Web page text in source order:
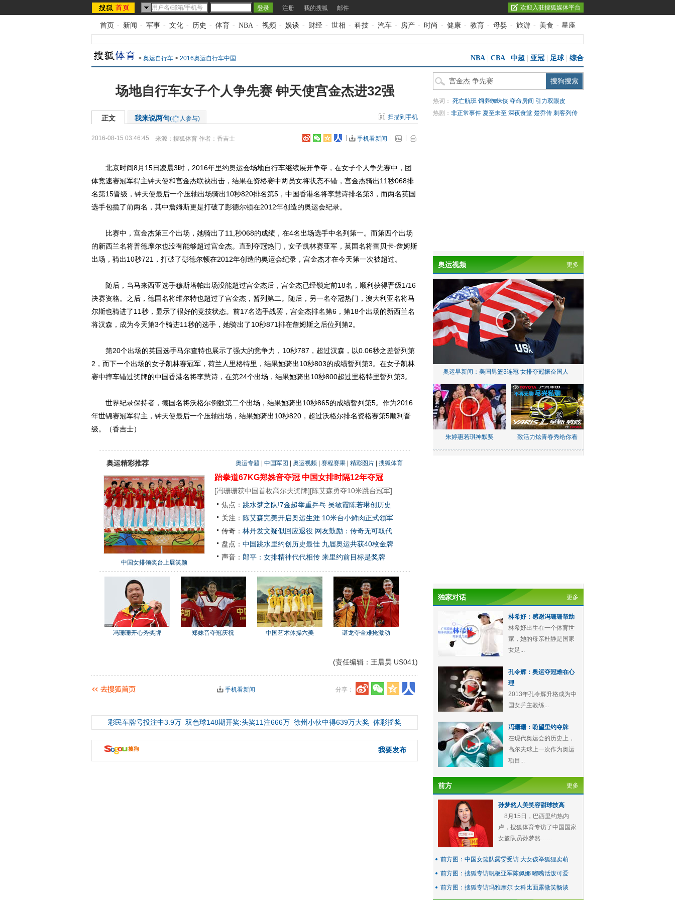
注册 我的搜狐 邮件 欢迎入驻搜狐媒体平台
首页 - 新闻 - 军事 - 文化 - 历史 - 体育 - NBA - 视频 - 娱谈 - 财经 - 世相 - 科技 - 汽车 - 房产 - 时尚 - 健康 - 教育 - 母婴 - 旅游 - 美食 - 星座
> 奥运自行车 > 2016奥运自行车中国 NBA CBA 中超 亚冠 足球| 综合
场地自行车女子个人争先赛 钟天使宫金杰进32强
正文 我来说两句( 人参与) 扫描到手机
2016-08-15 03:46:45 来源： 搜狐体育 作者：香吉士 手机看新闻
北京时间8月15日凌晨3时，2016年里约奥运会场地自行车继续展开争夺，在女子个人争先赛中，团
体竞速赛冠军得主钟天使和宫金杰联袂出击，结果在资格赛中两员女将状态不错，宫金杰骑出11秒068排
名第15晋级，钟天使最后一个压轴出场骑出10秒820排名第5，中国香港名将李慧诗排名第3，而两名英国
选手包揽了前两名，其中詹姆斯更是打破了彭德尔顿在2012年创造的奥运会纪录。
比赛中，宫金杰第三个出场，她骑出了11,秒068的成绩，在4名出场选手中名列第一。而第四个出场
的新西兰名将普德摩尔也没有能够超过宫金杰。直到夺冠热门，女子凯林赛亚军，英国名将蕾贝卡-詹姆斯
出场，骑出10秒721，打破了彭德尔顿在2012年创造的奥运会纪录，宫金杰才在今天第一次被超过。
随后，当马来西亚选手穆斯塔帕出场没能超过宫金杰后，宫金杰已经锁定前18名，顺利获得晋级1/16
决赛资格。之后，德国名将维尔特也超过了宫金杰，暂列第二。随后，另一名夺冠热门，澳大利亚名将马
尔斯也骑进了11秒，显示了很好的竞技状态。前17名选手战罢，宫金杰排名第6，第18个出场的新西兰名
将汉森，成为今天第3个骑进11秒的选手，她骑出了10秒871排在詹姆斯之后位列第2。
第20个出场的英国选手马尔查特也展示了强大的竞争力，10秒787，超过汉森，以0.06秒之差暂列第
2，而下一个出场的女子凯林赛冠军，荷兰人里格特里，结果她骑出10秒803的成绩暂列第3。在女子凯林
赛中摔车错过奖牌的中国香港名将李慧诗，在第24个出场，结果她骑出10秒800超过里格特里暂列第3。
世界纪录保持者，德国名将沃格尔倒数第二个出场，结果她骑出10秒865的成绩暂列第5。作为2016
年世锦赛冠军得主，钟天使最后一个压轴出场，结果她骑出10秒820，超过沃格尔排名资格赛第5顺利晋
级。（香吉士）
奥运精彩推荐 奥运专题 中国军团 奥运视频 赛程赛果 精彩图片 搜狐体育
中国女排领奖台上展笑颜
跆拳道67KG郑姝音夺冠 中国女排时隔12年夺冠
[冯珊珊获中国首枚高尔夫奖牌][陈艾森勇夺10米跳台冠军]
焦点： 跳水梦之队!7金超举重乒乓 吴敏霞陈若琳创历史
关注： 陈艾森完美开启奥运生涯 10米台小鲜肉正式领军
传奇： 林丹发文疑似回应退役 网友鼓励：传奇无可取代
盘点： 中国跳水里约创历史最佳 九届奥运共获40枚金牌
声音： 郎平：女排精神代代相传 来里约前目标是奖牌
冯珊珊开心秀奖牌 郑姝音夺冠庆祝 中国艺术体操六美 谌龙夺金难掩激动
(责任编辑：王晨昊 US041)
分享：
手机看新闻
彩民车牌号投注中3.9万 双色球148期开奖:头奖11注666万 徐州小伙中得639万大奖 体彩摇奖
我要发布
热词： 死亡航班 饲养蜘蛛侠 夺命房间 引力双眼皮
热剧： 非正常事件 夏至未至 深夜食堂 楚乔传 刺客列传
奥运视频 更多
奥运早新闻：美国男篮3连冠 女排夺冠振奋国人
朱婷惠若琪神默契 致活力炫青春秀给你看
独家对话 更多
林希妤：感谢冯珊珊帮助
林希妤出生在一个体育世
家，她的母亲杜静是国家
女足...
孔令辉：奥运夺冠难在心
理
2013年孔令辉升格成为中
国女乒主教练...
冯珊珊：盼望里约夺牌
在现代奥运会的历史上，
高尔夫球上一次作为奥运
项目...
前方 更多
孙梦然人美笑容甜球技高
8月15日，巴西里约热内
卢，搜狐体育专访了中国国家
女篮队员孙梦然……
前方图：中国女篮队露雯受访 大女孩举狐狸卖萌
前方图：搜狐专访帆板亚军陈佩娜 嘟嘴活泼可爱
前方图：搜狐专访玛雅摩尔 女科比面露微笑畅谈